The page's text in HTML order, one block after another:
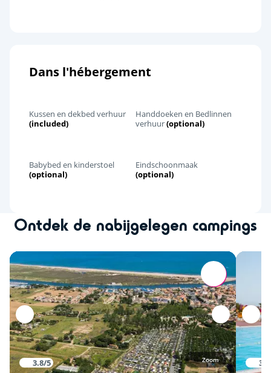
Dans l'hébergement
Kussen en dekbed verhuur
(included)
Handdoeken en Bedlinnen
verhuur(optional)
Babybed en kinderstoel
(optional)
Eindschoonmaak
(optional)
Ontdek de nabijgelegen campings
3.8/5 Zoom